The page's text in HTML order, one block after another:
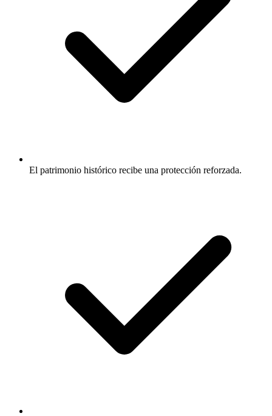
El patrimonio histórico recibe una protección reforzada.